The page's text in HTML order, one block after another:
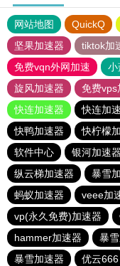
网站地图 QuickQ
坚果加速器
tiktok加
免费vqn外网加速
小
旋风加速器
免费vps
快连加速器
快连加
快鸭加速器
快柠檬
软件中心
银河加速器
纵云梯加速器
暴雪
蚂蚁加速器
veee加
vp(永久免费)加速器
hammer加速器
暴
暴雪加速器
优云666